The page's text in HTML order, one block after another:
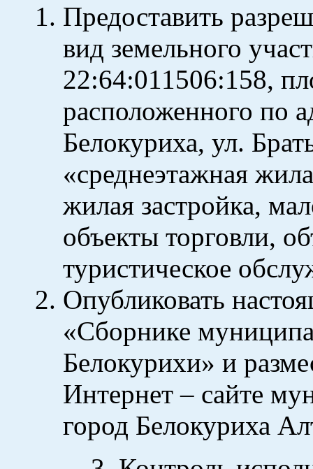
Предоставить
вид земельного
22:64:011506:158,
расположенного по
Белокуриха, ул.
«среднеэтажная
жилая застройка,
объекты торговли,
туристическое
Опубликовать
«Сборнике
Белокурихи» и
Интернет – сайте
город Белокуриха